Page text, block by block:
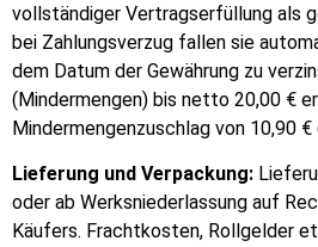
vollständiger Vertragserfüllung als
bei Zahlungsverzug fallen sie
dem Datum der Gewährung zu
(Mindermengen) bis netto 20,00 €
Mindermengenzuschlag von 10,90
Lieferung und Verpackung:
oder ab Werksniederlassung auf
Käufers. Frachtkosten, Rollgelder